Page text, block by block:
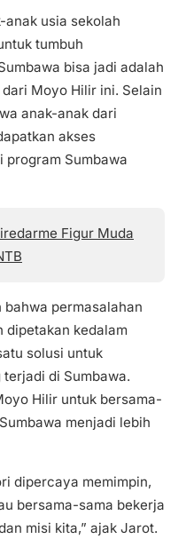
anak usia sekolah
tumbuh
bisa jadi adalah
Moyo Hilir ini. Selain
anak-anak dari
akses
program Sumbawa
Figur Muda
permasalahan
dipetakan kedalam
solusi untuk
di Sumbawa.
Hilir untuk bersama-
menjadi lebih
dipercaya memimpin,
bersama-sama bekerja
misi kita,” ajak Jarot.